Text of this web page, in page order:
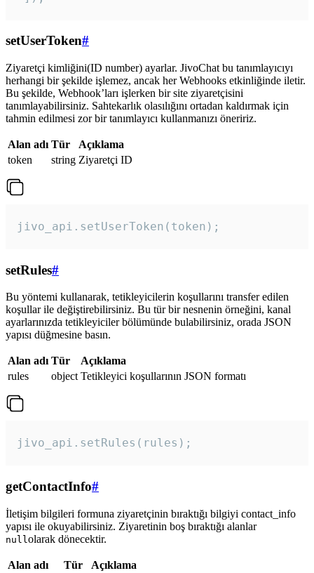
setUserToken#
Ziyaretçi kimliğini(ID number) ayarlar. JivoChat bu tanımlayıcıyı
herhangi bir şekilde işlemez, ancak her Webhooks etkinliğinde iletir.
Bu şekilde, Webhook’ları işlerken bir site ziyaretçisini
tanımlayabilirsiniz. Sahtekarlık olasılığını ortadan kaldırmak için
tahmin edilmesi zor bir tanımlayıcı kullanmanızı öneririz.
Alan adı Tür
Açıklama
token
string Ziyaretçi ID
jivo_api.setUserToken(token);
setRules#
Bu yöntemi kullanarak, tetikleyicilerin koşullarını transfer edilen
koşullar ile değiştirebilirsiniz. Bu tür bir nesnenin örneğini, kanal
ayarlarınızda tetikleyiciler bölümünde bulabilirsiniz, orada JSON
yapısı düğmesine basın.
Alan adı Tür
Açıklama
rules
object Tetikleyici koşullarının JSON formatı
jivo_api.setRules(rules);
getContactInfo#
İletişim bilgileri formuna ziyaretçinin bıraktığı bilgiyi contact_info
yapısı ile okuyabilirsiniz. Ziyaretinin boş bıraktığı alanlar
null olarak dönecektir.
Alan adı Tür
Açıklama